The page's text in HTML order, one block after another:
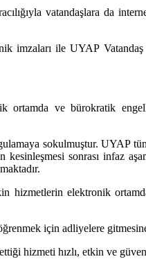
vatandaşlara da
imzaları ile UYAP
ve bürokratik
sokulmuştur. UYAP
kesinleşmesi sonrası
elektronik
için adliyelere
hizmeti hızlı, etkin ve